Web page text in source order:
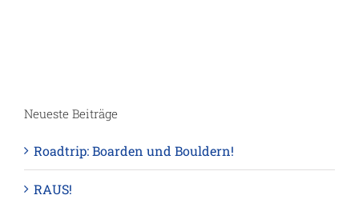
Neueste Beiträge
Roadtrip: Boarden und Bouldern!
RAUS!